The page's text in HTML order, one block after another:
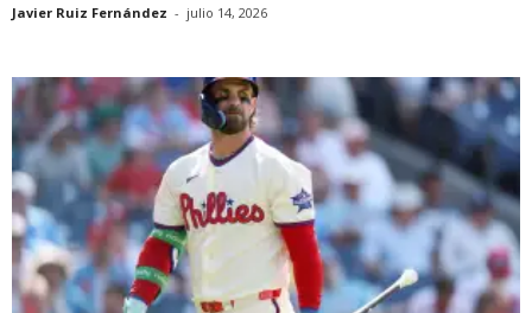
Javier Ruiz Fernández - julio 14, 2026